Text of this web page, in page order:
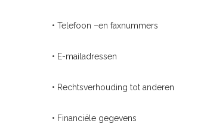
• Telefoon –en faxnummers
• E-mailadressen
• Rechtsverhouding tot anderen
• Financiële gegevens